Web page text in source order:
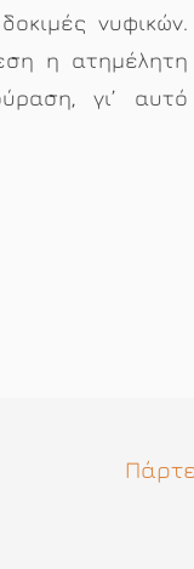
νυφικών.
η ατημέλητη
γι’ αυτό